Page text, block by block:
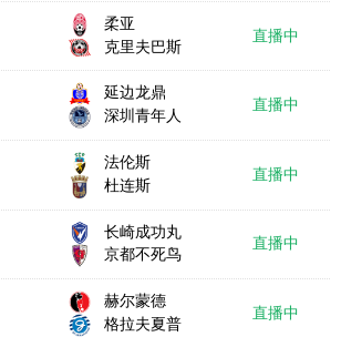
柔亚
克里夫巴斯
直播中
延边龙鼎
深圳青年人
直播中
法伦斯
杜连斯
直播中
长崎成功丸
京都不死鸟
直播中
赫尔蒙德
格拉夫夏普
直播中